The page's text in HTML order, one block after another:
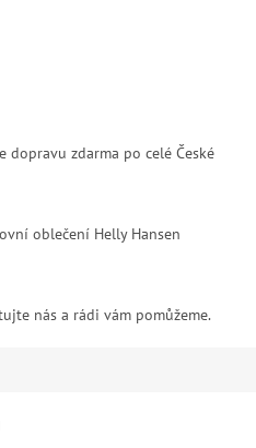
dopravu zdarma po celé České
oblečení Helly Hansen
nás a rádi vám pomůžeme.